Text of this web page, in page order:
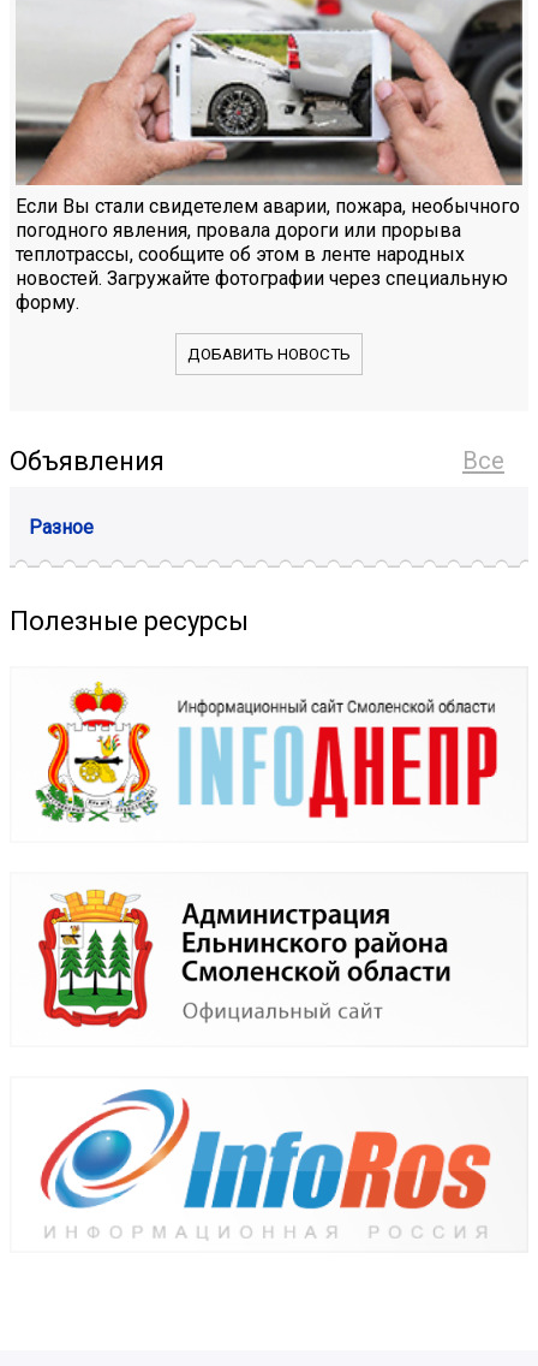
Если Вы стали свидетелем аварии, пожара, необычного
погодного явления, провала дороги или прорыва
теплотрассы, сообщите об этом в ленте народных
новостей. Загружайте фотографии через специальную
форму.
ДОБАВИТЬ НОВОСТЬ
Все
Объявления
Разное
Полезные ресурсы